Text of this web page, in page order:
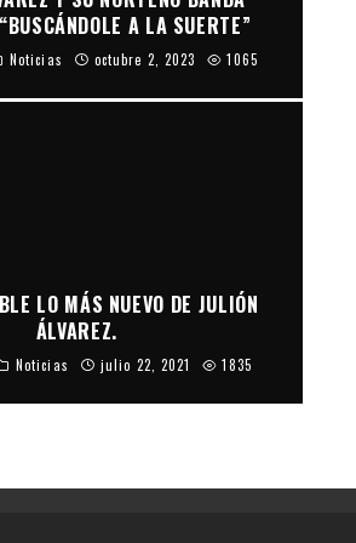
A LA SUERTE”
Noticias octubre 2, 2023 1065
LO MÁS NUEVO DE JULIÓN
ÁLVAREZ.
Noticias julio 22, 2021 1835